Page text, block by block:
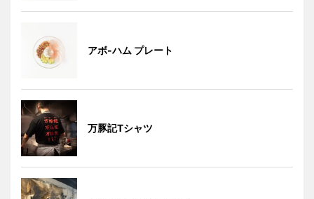
アボ-ハム プレート
万豚記Tシャツ